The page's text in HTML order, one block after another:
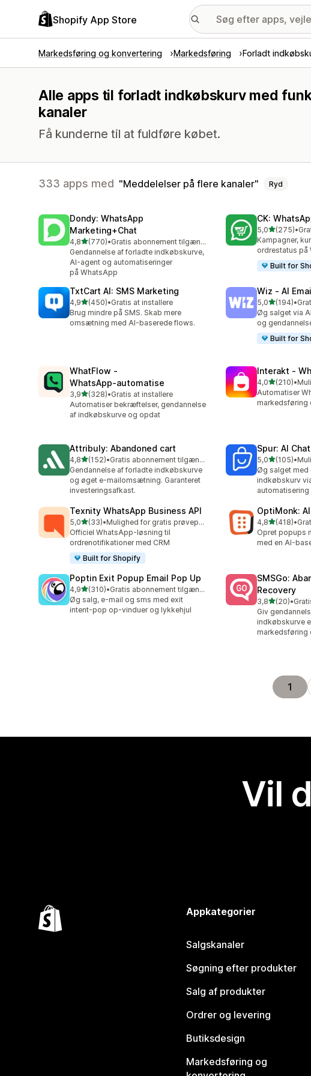
Shopify App Store
Markedsføring og konvertering Markedsføring Forladt
Alle apps til forladt indkøbskurv med
kanaler
Få kunderne til at fuldføre købet.
333 apps med Meddelelser på flere kanaler Ryd
Dondy: WhatsApp
Marketing+Chat
4,8ud af 5 stjerner
(770)
770 anmeldelser i alt
•
Gratis abonnement tilgængeligt
Gendannelse af forladte indkøbskurve,
AI-agent og automatiseringer
på WhatsApp
CK:
5,0ud af 5
(275)
275 •
Kampagner,
ordrestatus på
Built for
TxtCart AI: SMS Marketing
4,9ud af 5 stjerner
(450)
450 anmeldelser i alt
•Gratis at installere
Brug mindre på SMS. Skab mere
omsætning med AI-baserede flows.
Wiz ‑ AI
5,0ud af 5
(194)
194 •
Øg salget via
og
Built for
WhatFlow ‑
WhatsApp‑automatise
3,9ud af 5 stjerner
(328)
328 anmeldelser i alt
•Gratis at installere
Automatiser bekræftelser, gendannelse
af indkøbskurve og opdat
Interakt ‑
4,0ud af 5
(210)
210 •
Automatiser
markedsføring
Attribuly: Abandoned cart
4,8ud af 5 stjerner
(152)
152 anmeldelser i alt
•
Gratis abonnement tilgængeligt
Gendannelse af forladte indkøbskurve
og øget e-mailomsætning. Garanteret
investeringsafkast.
Spur: AI
5,0ud af 5
(105)
105 •
Øg salget med
indkøbskurv
automatisering
Texnity WhatsApp Business API
5,0ud af 5 stjerner
(33)
33 anmeldelser i alt
•
Mulighed for gratis prøveperiode
Officiel WhatsApp-løsning til
ordrenotifikationer med CRM
Built for Shopify
OptiMonk:
4,8ud af 5
(418)
418 •
Opret popups
med en AI-
Poptin Exit Popup Email Pop Up
4,9ud af 5 stjerner
(310)
310 anmeldelser i alt
•
Gratis abonnement tilgængeligt
Øg salg, e-mail og sms med exit
intent-pop op-vinduer og lykkehjul
SMSGo:
Recovery
3,8ud af 5
(20)
20 anmeldelser
•
Giv
indkøbskurve
markedsføring
1
Vil
Appkategorier
Salgskanaler
Søgning efter produkter
Salg af produkter
Ordrer og levering
Butiksdesign
Markedsføring og